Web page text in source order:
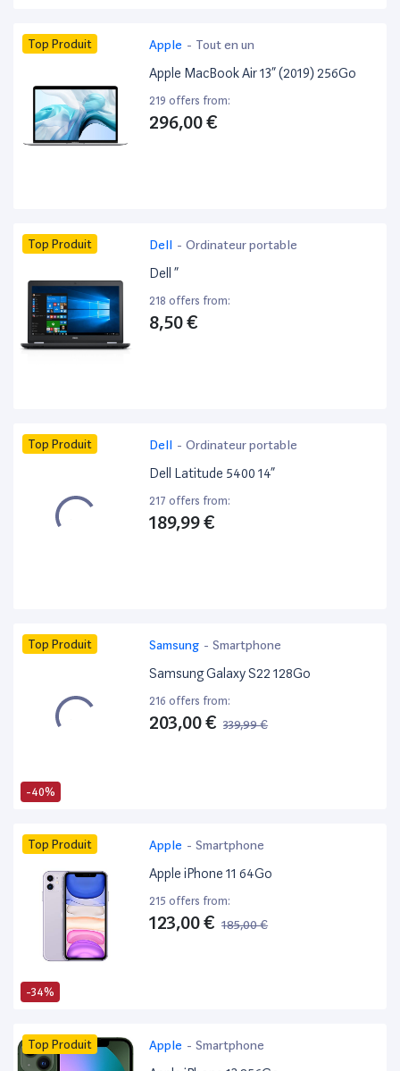
Top Produit Apple - Tout en un
Apple MacBook Air 13” (2019) 256Go
219 offers from:
296,00 €
Top Produit Dell - Ordinateur portable
Dell ”
218 offers from:
8,50 €
Top Produit Dell - Ordinateur portable
Dell Latitude 5400 14”
217 offers from:
189,99 €
-40%
Top Produit Samsung - Smartphone
Samsung Galaxy S22 128Go
216 offers from:
203,00 € 339,99 €
-34%
Top Produit Apple - Smartphone
Apple iPhone 11 64Go
215 offers from:
123,00 € 185,00 €
Top Produit Apple - Smartphone